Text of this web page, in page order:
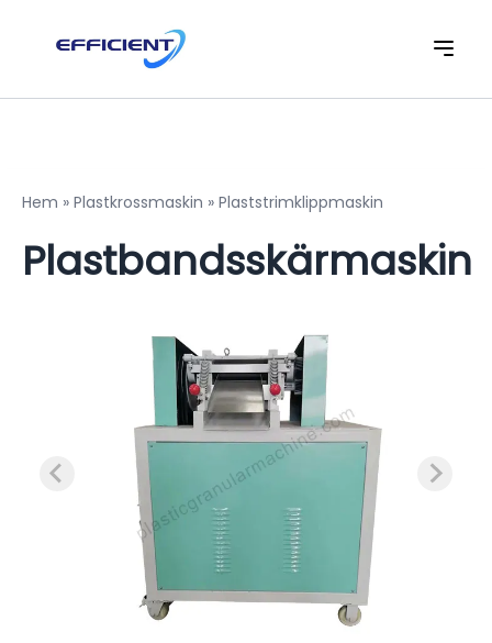
Hem » Plastkrossmaskin » Plaststrimklippmaskin
Plastbandsskärmaskin